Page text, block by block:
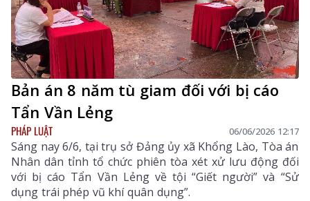
Bản án 8 năm tù giam đối với bị cáo
Tẩn Vần Lẻng
PHÁP LUẬT 06/06/2026 12:17
Sáng nay 6/6, tại trụ sở Đảng ủy xã Khổng Lào, Tòa án
Nhân dân tỉnh tổ chức phiên tòa xét xử lưu động đối
với bị cáo Tẩn Vần Lẻng về tội “Giết người” và “Sử
dụng trái phép vũ khí quân dụng”.